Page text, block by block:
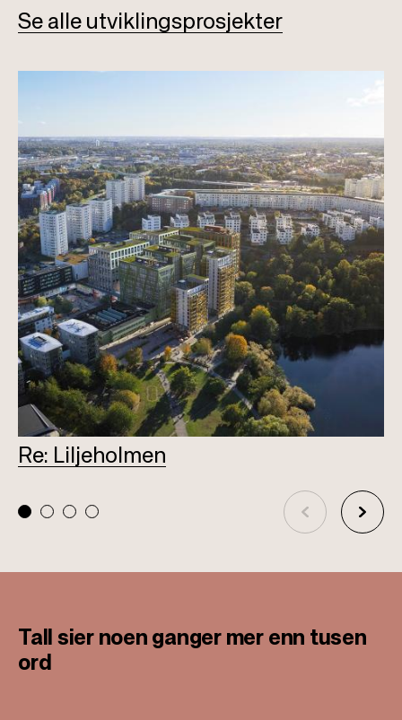
Se alle utviklingsprosjekter
Re: Liljeholmen
Tall sier noen gangermer enn tusen
ord